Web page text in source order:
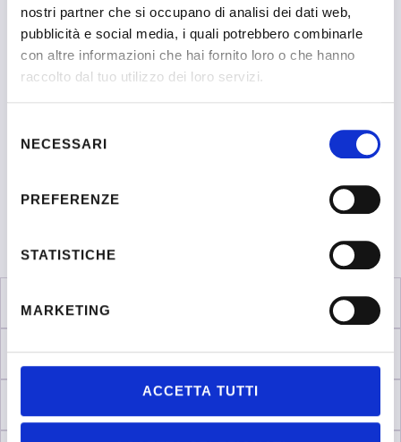
nostri partner che si occupano di analisi dei dati web,
pubblicità e social media, i quali potrebbero combinarle
con altre informazioni che hai fornito loro o che hanno
raccolto dal tuo utilizzo dei loro servizi.
delNECESSARI
PREFERENZE
STATISTICHE
MARKETING
ACCETTA TUTTI
Interventi
Annie Pontrandolfo, Presidente Asnor
Davide Patruno, Orientatore e Community Manager di
internazionale